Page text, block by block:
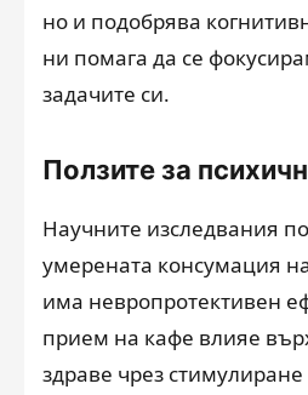
но и подобрява
ни помага да се
задачите си.
Ползите за
Научните изследвания
умерената консумация
има невропротективен
прием на кафе влияе
здраве чрез